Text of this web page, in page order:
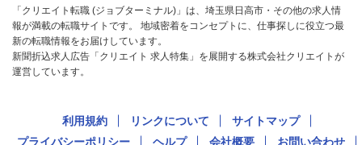
「クリエイト転職 (ジョブターミナル)」は、埼玉県日高市・その他の求人情
報が満載の転職サイトです。 地域密着をコンセプトに、仕事探しに役立つ最
新の転職情報をお届けしています。
新聞折込求人広告「クリエイト 求人特集」を展開する株式会社クリエイトが
運営しています。
利用規約 リンクについて
サイトマップ
プライバシーポリシー
ヘルプ 会社概要 お問い合わせ